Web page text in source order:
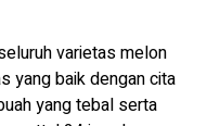
varietas melon
yang baik dengan cita
yang tebal serta